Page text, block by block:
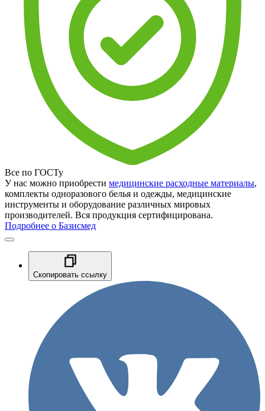
Все по ГОСТу
У нас можно приобрести медицинские расходные материалы,
комплекты одноразового белья и одежды, медицинские
инструменты и оборудование различных мировых
производителей. Вся продукция сертифицирована.
Подробнее о Базисмед
Скопировать ссылку